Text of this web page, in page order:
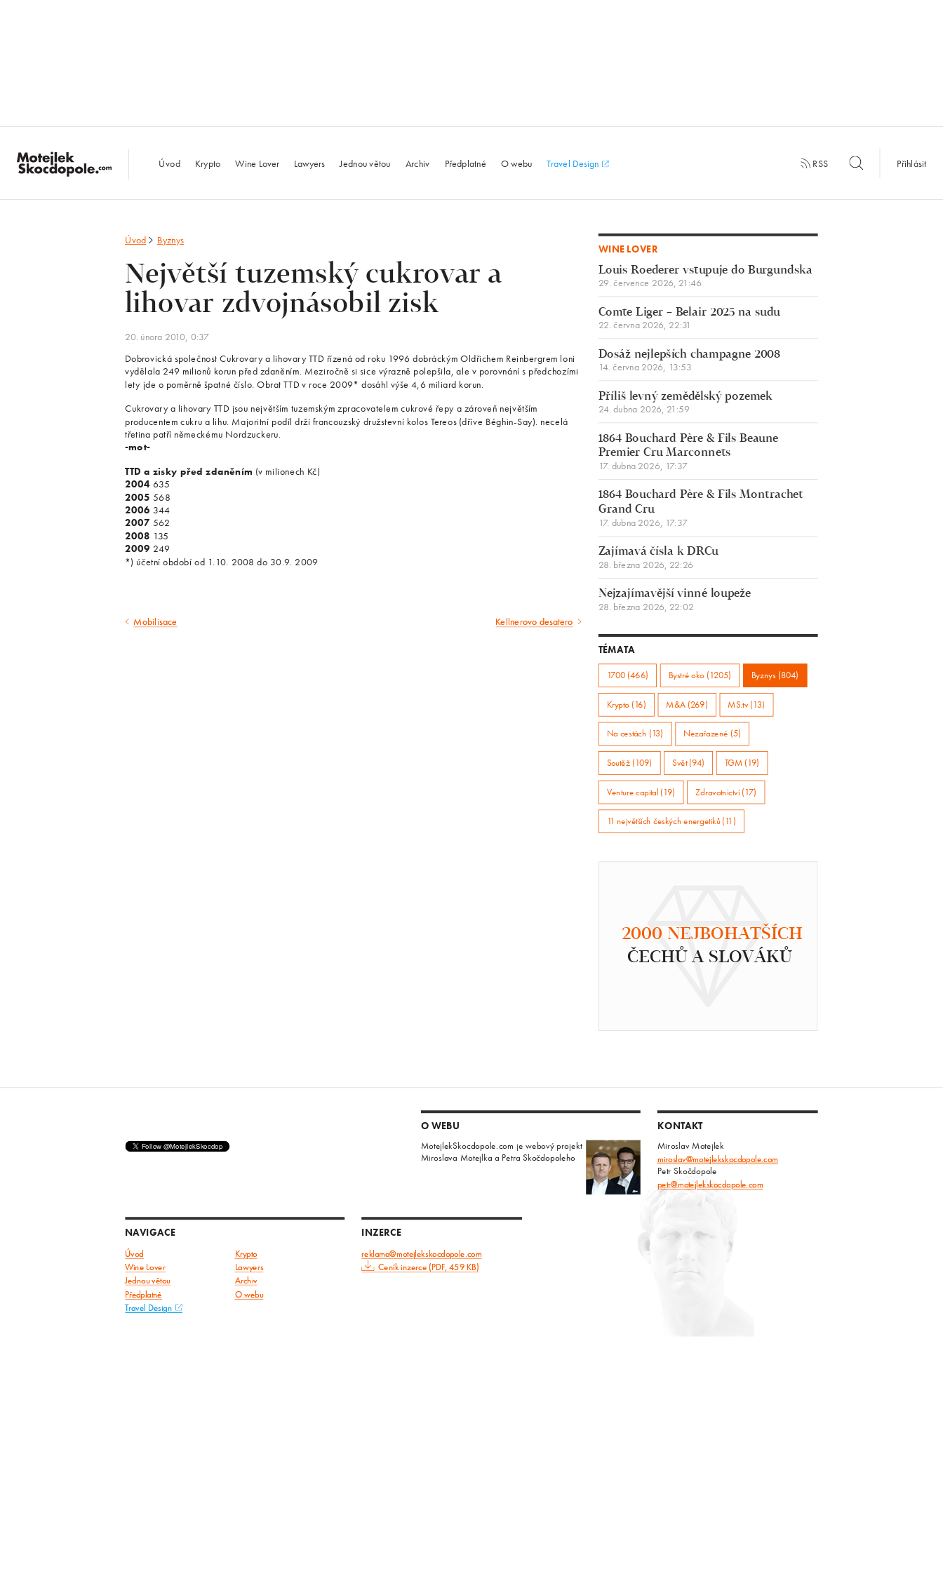
MotejlekSkocdopole.com
Úvod Krypto Wine Lover Lawyers Jednou větou Archiv Předplatné O webu Travel Design RSS Přihlásit
Úvod Byznys
Největší tuzemský cukrovar a
lihovar zdvojnásobil zisk
20. února 2010, 0:37
Dobrovická společnost Cukrovary a lihovary TTD řízená od roku 1996 dobráckým Oldřichem Reinbergrem loni
vydělala 249 milionů korun před zdaněním. Meziročně si sice výrazně polepšila, ale v porovnání s předchozími
lety jde o poměrně špatné číslo. Obrat TTD v roce 2009* dosáhl výše 4,6 miliard korun.
Cukrovary a lihovary TTD jsou největším tuzemským zpracovatelem cukrové řepy a zároveň největším
producentem cukru a lihu. Majoritní podíl drží francouzský družstevní kolos Tereos (dříve Béghin-Say). necelá
třetina patří německému Nordzuckeru.
-mot-
TTD a zisky před zdaněním (v milionech Kč)
2004 635
2005 568
2006 344
2007 562
2008 135
2009 249
*) účetní období od 1.10. 2008 do 30.9. 2009
Předcházející
Mobilisace Kellnerovo desatero
WINE LOVER
Louis Roederer vstupuje do Burgundska
29. července 2026, 21:46
Comte Liger – Belair 2025 na sudu
22. června 2026, 22:31
Dosáž nejlepších champagne 2008
14. června 2026, 13:53
Příliš levný zemědělský pozemek
24. dubna 2026, 21:59
1864 Bouchard Père & Fils Beaune
Premier Cru Marconnets
17. dubna 2026, 17:37
1864 Bouchard Père & Fils Montrachet
Grand Cru
17. dubna 2026, 17:37
Zajímavá čísla k DRCu
28. března 2026, 22:26
Nejzajímavější vinné loupeže
28. března 2026, 22:02
TÉMATA
1700 (466) Bystré oko (1205) Byznys (804)
Krypto (16) M&A (269) MS.tv (13)
Na cestách (13) Nezařazené (5)
Soutěž (109) Svět (94) TGM (19)
Venture capital (19) Zdravotnictví (17)
11 největších českých energetiků (11)
2000 NEJBOHATŠÍCH
ČECHŮ A SLOVÁKŮ
O WEBU
MotejlekSkocdopole.com je webový projekt
Miroslava Motejlka a Petra Skočdopoleho
KONTAKT
Miroslav Motejlek
miroslav@motejlekskocdopole.com
Petr Skočdopole
petr@motejlekskocdopole.com
NAVIGACE
Úvod Krypto
Wine Lover
Lawyers
Jednou větou
Archiv
Předplatné O webu
Travel Design
INZERCE
reklama@motejlekskocdopole.com
Ceník inzerce (PDF, 459 KB)